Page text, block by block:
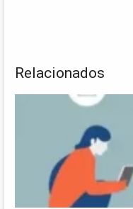
Relacionados